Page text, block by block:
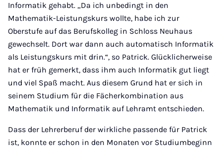
Informatik gehabt. „Da ich unbedingt in den
Mathematik-Leistungskurs wollte, habe ich zur
Oberstufe auf das Berufskolleg in Schloss Neuhaus
gewechselt. Dort war dann auch automatisch Informatik
als Leistungskurs mit drin.“, so Patrick. Glücklicherweise
hat er früh gemerkt, dass ihm auch Informatik gut liegt
und viel Spaß macht. Aus diesem Grund hat er sich in
seinem Studium für die Fächerkombination aus
Mathematik und Informatik auf Lehramt entschieden.
Dass der Lehrerberuf der wirkliche passende für Patrick
ist, konnte er schon in den Monaten vor Studiumbeginn